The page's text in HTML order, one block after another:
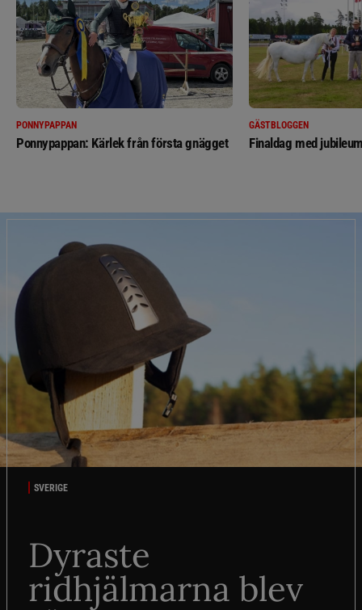
PONNYPAPPAN
Ponnypappan: Kärlek från första gnägget
GÄSTBLOGGEN
Finaldag med
SVERIGE
Dyraste
ridhjälmarna blev